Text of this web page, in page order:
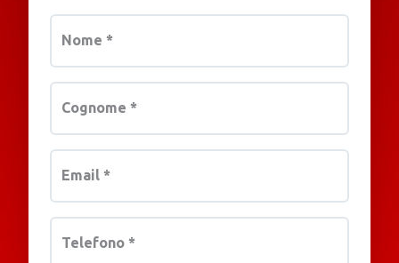
Nome *
Cognome *
Email *
Telefono *